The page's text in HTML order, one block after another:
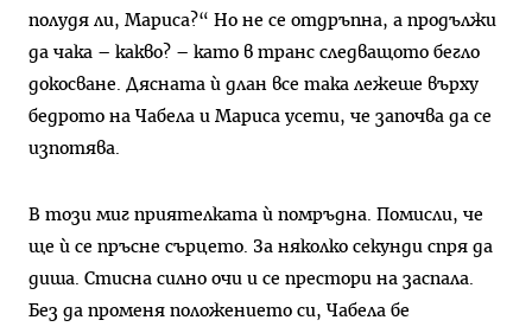
полудя ли, Мариса?“ Но не се отдръпна, а продължи
да чака – какво? – като в транс следващото бегло
докосване. Дясната ѝ длан все така лежеше върху
бедрото на Чабела и Мариса усети, че започва да се
изпотява.
В този миг приятелката ѝ помръдна. Помисли, че
ще ѝ се пръсне сърцето. За няколко секунди спря да
диша. Стисна силно очи и се престори на заспала.
Без да променя положението си, Чабела бе